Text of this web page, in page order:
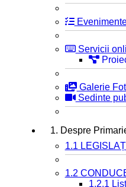
Servicii
Galerie
Sedinte
1. Despre
1.1
1.2
1.2.1